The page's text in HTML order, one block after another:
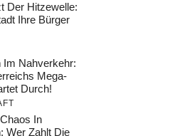
Der Hitzewelle:
Ihre Bürger
Im Nahverkehr:
Mega-
Durch!
In
Wer Zahlt Die